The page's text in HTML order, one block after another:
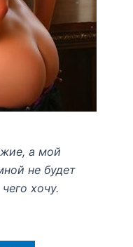
а мой
не будет
хочу.